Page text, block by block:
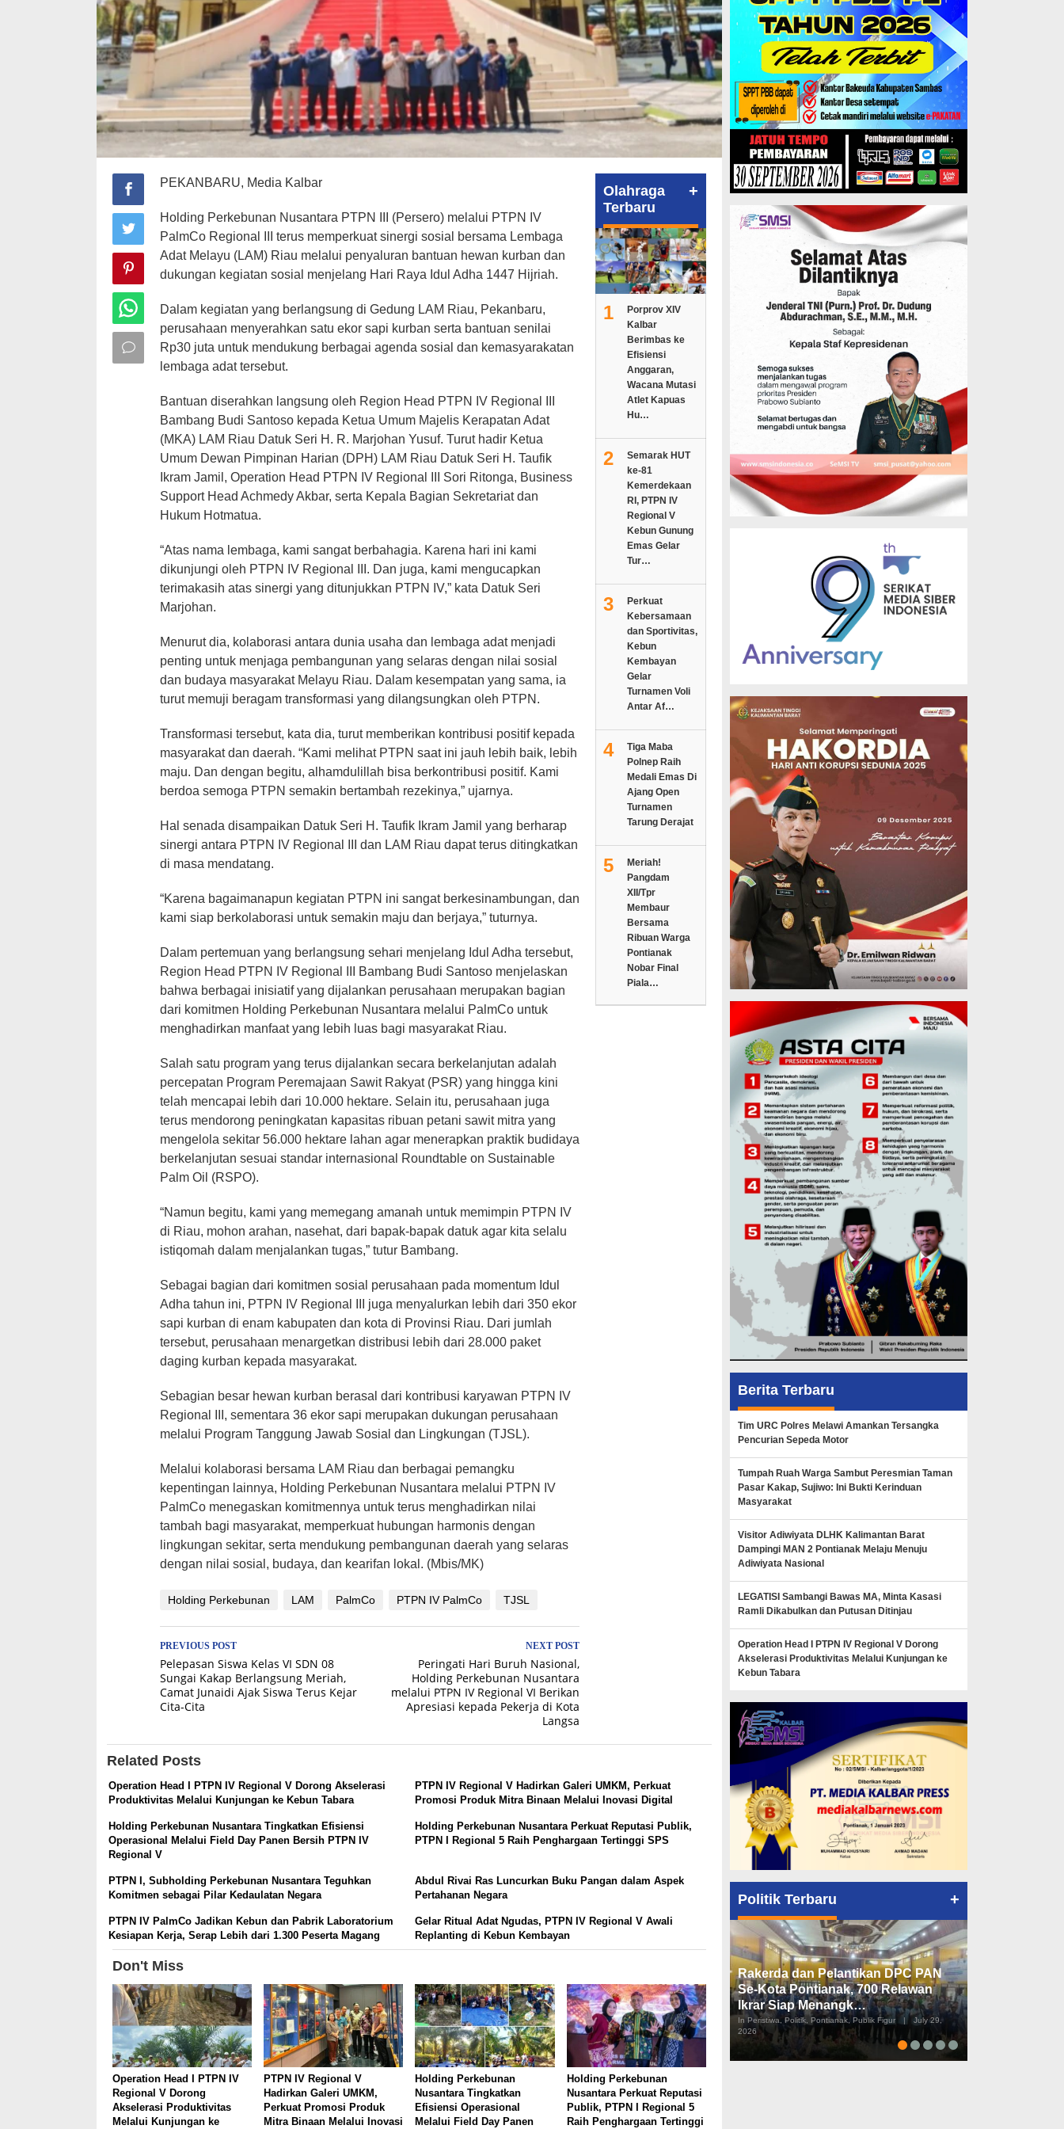
PEKANBARU, Media Kalbar
Holding Perkebunan Nusantara PTPN III (Persero) melalui PTPN IV
PalmCo Regional III terus memperkuat sinergi sosial bersama Lembaga
Adat Melayu (LAM) Riau melalui penyaluran bantuan hewan kurban dan
dukungan kegiatan sosial menjelang Hari Raya Idul Adha 1447 Hijriah.
Dalam kegiatan yang berlangsung di Gedung LAM Riau, Pekanbaru,
perusahaan menyerahkan satu ekor sapi kurban serta bantuan senilai
Rp30 juta untuk mendukung berbagai agenda sosial dan kemasyarakatan
lembaga adat tersebut.
Bantuan diserahkan langsung oleh Region Head PTPN IV Regional III
Bambang Budi Santoso kepada Ketua Umum Majelis Kerapatan Adat
(MKA) LAM Riau Datuk Seri H. R. Marjohan Yusuf. Turut hadir Ketua
Umum Dewan Pimpinan Harian (DPH) LAM Riau Datuk Seri H. Taufik
Ikram Jamil, Operation Head PTPN IV Regional III Sori Ritonga, Business
Support Head Achmedy Akbar, serta Kepala Bagian Sekretariat dan
Hukum Hotmatua.
“Atas nama lembaga, kami sangat berbahagia. Karena hari ini kami
dikunjungi oleh PTPN IV Regional III. Dan juga, kami mengucapkan
terimakasih atas sinergi yang ditunjukkan PTPN IV,” kata Datuk Seri
Marjohan.
Menurut dia, kolaborasi antara dunia usaha dan lembaga adat menjadi
penting untuk menjaga pembangunan yang selaras dengan nilai sosial
dan budaya masyarakat Melayu Riau. Dalam kesempatan yang sama, ia
turut memuji beragam transformasi yang dilangsungkan oleh PTPN.
Transformasi tersebut, kata dia, turut memberikan kontribusi positif kepada
masyarakat dan daerah. “Kami melihat PTPN saat ini jauh lebih baik, lebih
maju. Dan dengan begitu, alhamdulillah bisa berkontribusi positif. Kami
berdoa semoga PTPN semakin bertambah rezekinya,” ujarnya.
Hal senada disampaikan Datuk Seri H. Taufik Ikram Jamil yang berharap
sinergi antara PTPN IV Regional III dan LAM Riau dapat terus ditingkatkan
di masa mendatang.
“Karena bagaimanapun kegiatan PTPN ini sangat berkesinambungan, dan
kami siap berkolaborasi untuk semakin maju dan berjaya,” tuturnya.
Dalam pertemuan yang berlangsung sehari menjelang Idul Adha tersebut,
Region Head PTPN IV Regional III Bambang Budi Santoso menjelaskan
bahwa berbagai inisiatif yang dijalankan perusahaan merupakan bagian
dari komitmen Holding Perkebunan Nusantara melalui PalmCo untuk
menghadirkan manfaat yang lebih luas bagi masyarakat Riau.
Salah satu program yang terus dijalankan secara berkelanjutan adalah
percepatan Program Peremajaan Sawit Rakyat (PSR) yang hingga kini
telah mencapai lebih dari 10.000 hektare. Selain itu, perusahaan juga
terus mendorong peningkatan kapasitas ribuan petani sawit mitra yang
mengelola sekitar 56.000 hektare lahan agar menerapkan praktik budidaya
berkelanjutan sesuai standar internasional Roundtable on Sustainable
Palm Oil (RSPO).
“Namun begitu, kami yang memegang amanah untuk memimpin PTPN IV
di Riau, mohon arahan, nasehat, dari bapak-bapak datuk agar kita selalu
istiqomah dalam menjalankan tugas,” tutur Bambang.
Sebagai bagian dari komitmen sosial perusahaan pada momentum Idul
Adha tahun ini, PTPN IV Regional III juga menyalurkan lebih dari 350 ekor
sapi kurban di enam kabupaten dan kota di Provinsi Riau. Dari jumlah
tersebut, perusahaan menargetkan distribusi lebih dari 28.000 paket
daging kurban kepada masyarakat.
Sebagian besar hewan kurban berasal dari kontribusi karyawan PTPN IV
Regional III, sementara 36 ekor sapi merupakan dukungan perusahaan
melalui Program Tanggung Jawab Sosial dan Lingkungan (TJSL).
Melalui kolaborasi bersama LAM Riau dan berbagai pemangku
kepentingan lainnya, Holding Perkebunan Nusantara melalui PTPN IV
PalmCo menegaskan komitmennya untuk terus menghadirkan nilai
tambah bagi masyarakat, memperkuat hubungan harmonis dengan
lingkungan sekitar, serta mendukung pembangunan daerah yang selaras
dengan nilai sosial, budaya, dan kearifan lokal. (Mbis/MK)
Holding Perkebunan LAM PalmCo PTPN IV PalmCo TJSL
Post
navigation
PREVIOUS POST
Pelepasan Siswa Kelas VI SDN 08
Sungai Kakap Berlangsung Meriah,
Camat Junaidi Ajak Siswa Terus Kejar
Cita-Cita
NEXT POST
Peringati Hari Buruh Nasional,
Holding Perkebunan Nusantara
melalui PTPN IV Regional VI Berikan
Apresiasi kepada Pekerja di Kota
Langsa
Olahraga
Terbaru
+
1
Porprov XIV
Kalbar
Berimbas ke
Efisiensi
Anggaran,
Wacana Mutasi
Atlet Kapuas
Hu…
2
Semarak HUT
ke-81
Kemerdekaan
RI, PTPN IV
Regional V
Kebun Gunung
Emas Gelar
Tur…
3
Perkuat
Kebersamaan
dan Sportivitas,
Kebun
Kembayan
Gelar
Turnamen Voli
Antar Af…
4
Tiga Maba
Polnep Raih
Medali Emas Di
Ajang Open
Turnamen
Tarung Derajat
5
Meriah!
Pangdam
XII/Tpr
Membaur
Bersama
Ribuan Warga
Pontianak
Nobar Final
Piala…
Related Posts
Operation Head I PTPN IV Regional V Dorong Akselerasi
Produktivitas Melalui Kunjungan ke Kebun Tabara
PTPN IV Regional V Hadirkan Galeri UMKM, Perkuat
Promosi Produk Mitra Binaan Melalui Inovasi Digital
Holding Perkebunan Nusantara Tingkatkan Efisiensi
Operasional Melalui Field Day Panen Bersih PTPN IV
Regional V
Holding Perkebunan Nusantara Perkuat Reputasi Publik,
PTPN I Regional 5 Raih Penghargaan Tertinggi SPS
PTPN I, Subholding Perkebunan Nusantara Teguhkan
Komitmen sebagai Pilar Kedaulatan Negara
Abdul Rivai Ras Luncurkan Buku Pangan dalam Aspek
Pertahanan Negara
PTPN IV PalmCo Jadikan Kebun dan Pabrik Laboratorium
Kesiapan Kerja, Serap Lebih dari 1.300 Peserta Magang
Gelar Ritual Adat Ngudas, PTPN IV Regional V Awali
Replanting di Kebun Kembayan
Don't Miss
Operation Head I PTPN IV
Regional V Dorong
Akselerasi Produktivitas
Melalui Kunjungan ke
PTPN IV Regional V
Hadirkan Galeri UMKM,
Perkuat Promosi Produk
Mitra Binaan Melalui Inovasi
Holding Perkebunan
Nusantara Tingkatkan
Efisiensi Operasional
Melalui Field Day Panen
Holding Perkebunan
Nusantara Perkuat Reputasi
Publik, PTPN I Regional 5
Raih Penghargaan Tertinggi
Berita Terbaru
Tim URC Polres Melawi Amankan Tersangka
Pencurian Sepeda Motor
Tumpah Ruah Warga Sambut Peresmian Taman
Pasar Kakap, Sujiwo: Ini Bukti Kerinduan
Masyarakat
Visitor Adiwiyata DLHK Kalimantan Barat
Dampingi MAN 2 Pontianak Melaju Menuju
Adiwiyata Nasional
LEGATISI Sambangi Bawas MA, Minta Kasasi
Ramli Dikabulkan dan Putusan Ditinjau
Operation Head I PTPN IV Regional V Dorong
Akselerasi Produktivitas Melalui Kunjungan ke
Kebun Tabara
Politik Terbaru +
Rakerda dan Pelantikan DPC PAN
Se-Kota Pontianak, 700 Relawan
Ikrar Siap Menangk…
In Peristiwa, Politik, Pontianak, Publik Figur |
July 29,
2026